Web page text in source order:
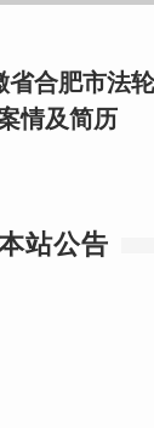
省合肥市法
情及简历
站公告